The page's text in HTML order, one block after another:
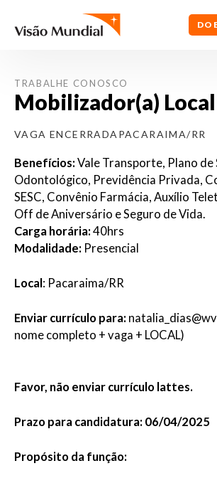
TRABALHE CONOSCO
Mobilizador(a) Local
VAGA ENCERRADA PACARAIMA/RR
Benefícios: Vale Transporte, Plano de
Odontológico, Previdência Privada,
SESC, Convênio Farmácia, Auxílio
Off de Aniversário e Seguro de Vida.
Carga horária: 40hrs
Modalidade: Presencial
Local: Pacaraima/RR
Enviar currículo para:
nome completo + vaga + LOCAL)
Favor, não enviar currículo lattes.
Prazo para candidatura: 06/04/2025
Propósito da função: